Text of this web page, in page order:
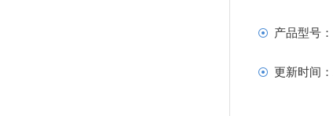
产品型号：
更新时间：